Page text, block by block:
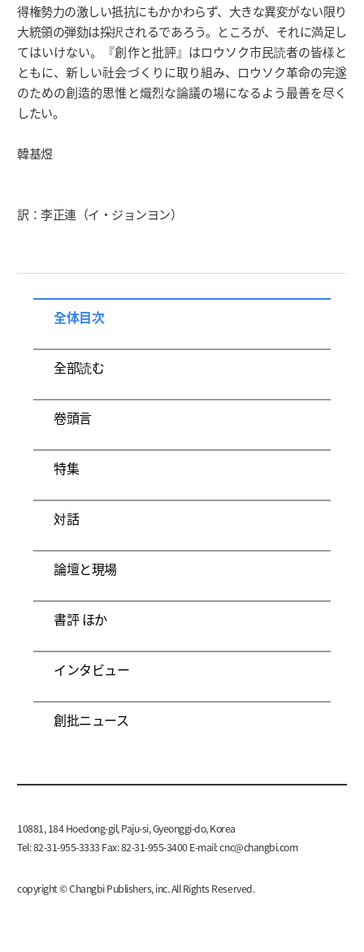
得権勢力の激しい抵抗にもかかわらず、大きな異変がない限り
大統領の弾劾は採択されるであろう。ところが、それに満足し
てはいけない。『創作と批評』はロウソク市民読者の皆様と
ともに、新しい社会づくりに取り組み、ロウソク革命の完遂
のための創造的思惟と熾烈な論議の場になるよう最善を尽く
したい。
韓基煜
訳：李正連（イ・ジョンヨン）
全体目次
全部読む
卷頭言
特集
対話
論壇と現場
書評 ほか
インタビュー
創批ニュース
10881, 184 Hoedong-gil, Paju-si, Gyeonggi-do, Korea
Tel: 82-31-955-3333 Fax: 82-31-955-3400 E-mail:cnc@changbi.com
copyright © Changbi Publishers, inc. All Rights Reserved.